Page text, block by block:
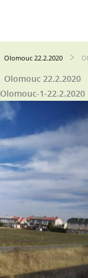
Olomouc 22.2.2020
Olomouc 22.2.2020
Olomouc-1-22.2.2020